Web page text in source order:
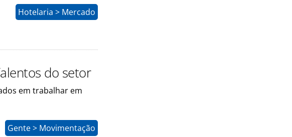
Hotelaria > Mercado
do setor
em trabalhar em
Gente > Movimentação